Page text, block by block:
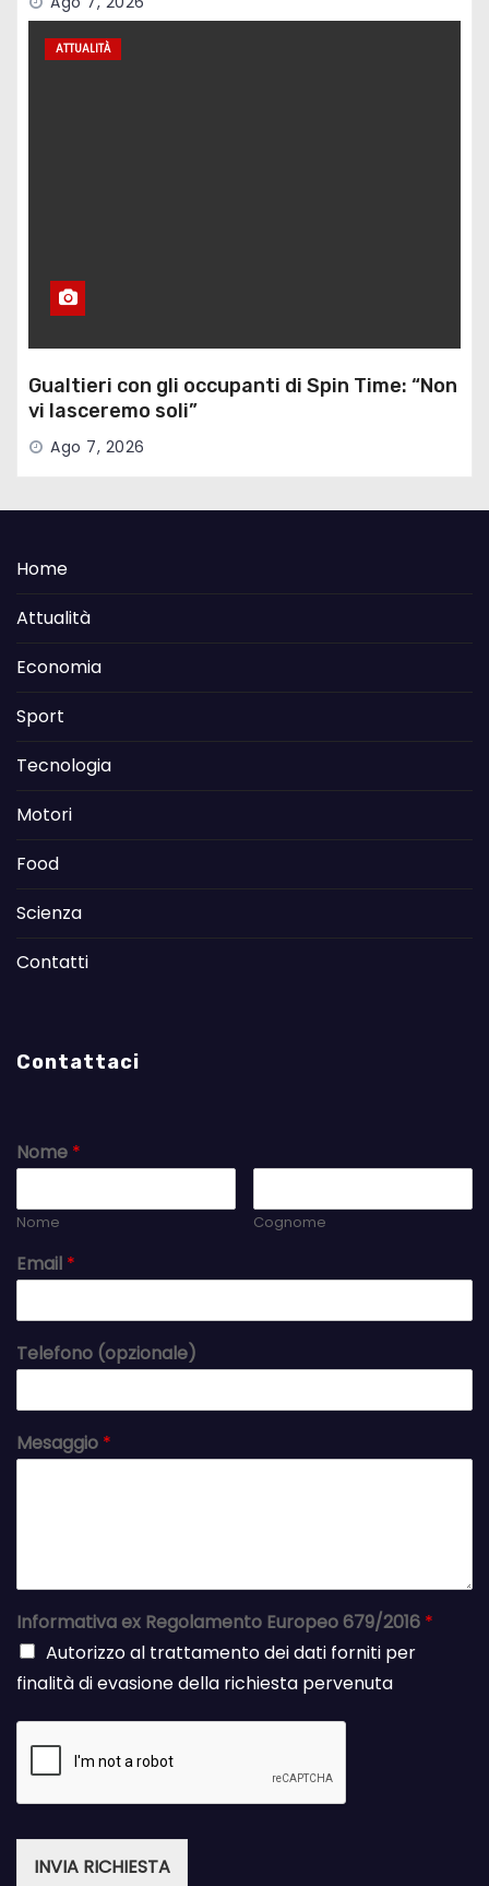
ATTUALITÀ
Gualtieri con gli occupanti di Spin Time: “Non
vi lasceremo soli”
Ago 7, 2026
Home
Attualità
Economia
Sport
Tecnologia
Motori
Food
Scienza
Contatti
Contattaci
Nome *
Nome Cognome
Email *
Telefono (opzionale)
Mesaggio *
Informativa ex Regolamento Europeo 679/2016 *
Autorizzo al trattamento dei dati forniti per
finalità di evasione della richiesta pervenuta
INVIA RICHIESTA